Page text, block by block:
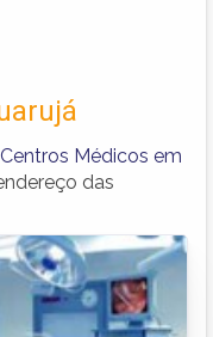
Centros Médicos em
das